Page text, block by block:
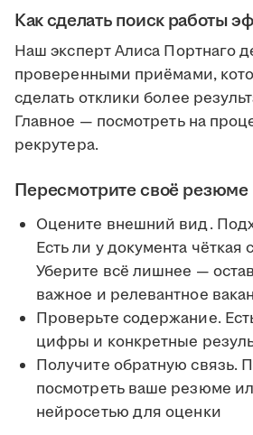
Как сделать поиск работы
Наш эксперт Алиса Портнаго
проверенными приёмами,
сделать отклики более
Главное — посмотреть на
рекрутера.
Пересмотрите своё резюме
Оцените внешний вид.
Есть ли у документа чёткая
Уберите всё лишнее —
важное и релевантное
Проверьте содержание.
цифры и конкретные
Получите обратную связь.
посмотреть ваше резюме
нейросетью для оценки